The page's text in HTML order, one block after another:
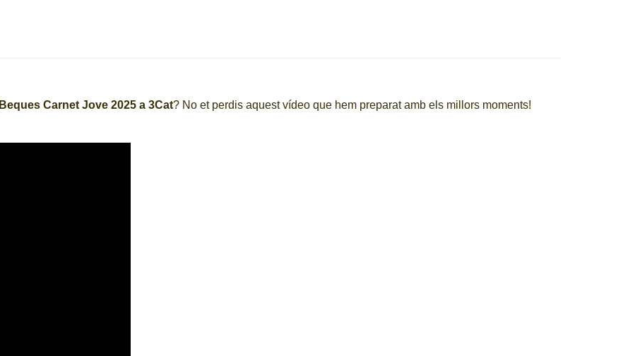
Beques Carnet Jove 2025 a 3Cat? No et perdis aquest vídeo que hem preparat amb els millors moments!